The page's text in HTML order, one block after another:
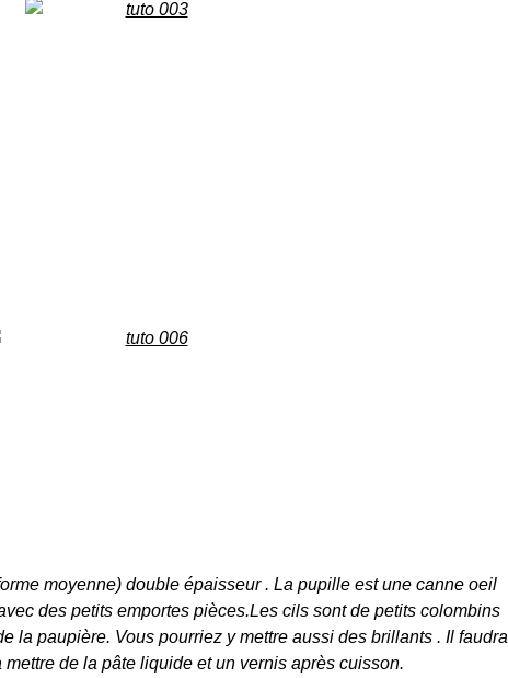
moyenne) double épaisseur . La pupille est une canne oeil
des petits emportes pièces.Les cils sont de petits colombins
la paupière. Vous pourriez y mettre aussi des brillants . Il faudra
mettre de la pâte liquide et un vernis après cuisson.